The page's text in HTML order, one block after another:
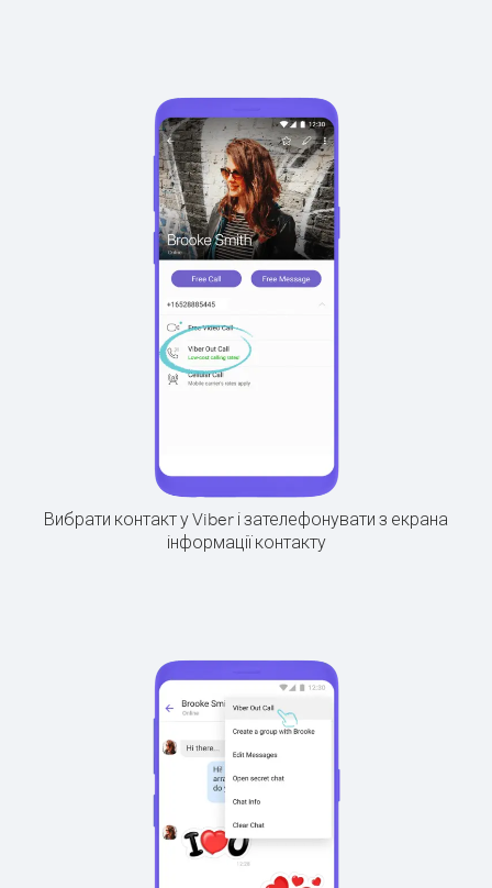
Вибрати контакт у Viber і зателефонувати з екрана
інформації контакту